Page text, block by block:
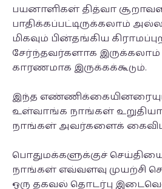
பயனாளிகள் தித்வா
பாதிக்கப்பட்டிருக்கலாம்
மிகவும் பின்தங்கிய
சேர்ந்தவர்களாக
காரணமாக இருக்கக்கூடும்.
இந்த
உள்வாங்க நாங்கள்
நாங்கள் அவர்களைக்
பொதுமக்களுக்குச்
நாங்கள் எவ்வளவு முயற்சி
ஒரு தகவல் தொடர்பு